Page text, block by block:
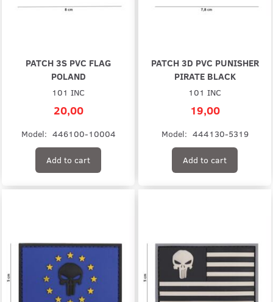
PATCH 3S PVC FLAG
POLAND
101 INC
20,00
Model: 446100-10004
Add to cart
PATCH 3D PVC PUNISHER
PIRATE BLACK
101 INC
19,00
Model: 444130-5319
Add to cart